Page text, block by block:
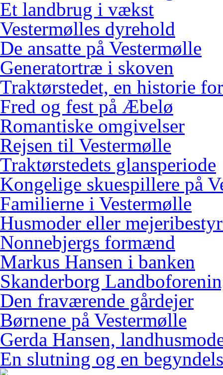
Et landbrug i vækst
Vestermølles dyrehold
De ansatte på Vestermølle
Generatortræ i skoven
Traktørstedet, en historie
Fred og fest på Æbelø
Romantiske omgivelser
Rejsen til Vestermølle
Traktørstedets glansperiode
Kongelige skuespillere på
Familierne i Vestermølle
Husmoder eller
Nonnebjergs formænd
Markus Hansen i banken
Skanderborg
Den fraværende gårdejer
Børnene på Vestermølle
Gerda Hansen,
En slutning og en